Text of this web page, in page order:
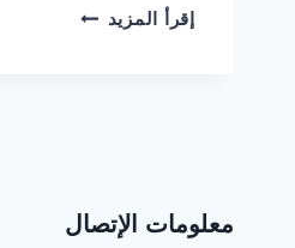
إقرأ المزيد مكافحة
معلومات الإتصال